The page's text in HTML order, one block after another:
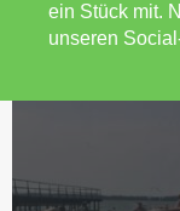
ein Stück mit.
unseren